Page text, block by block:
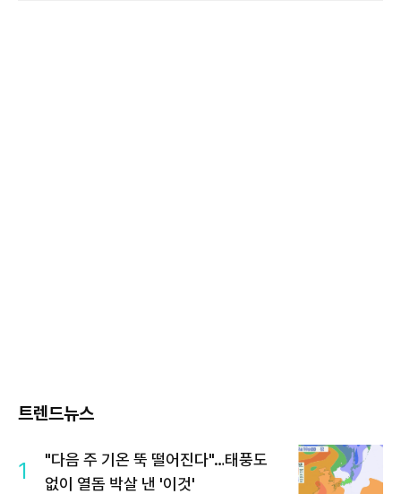
트렌드뉴스
1
"다음 주 기온 뚝 떨어진다"…태풍도
없이 열돔 박살 낸 '이것'